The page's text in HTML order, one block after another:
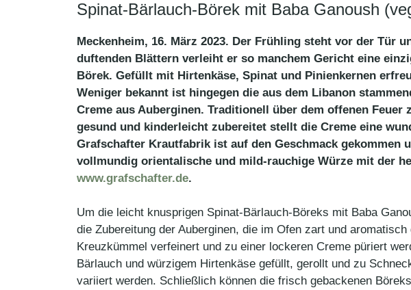
Spinat-Bärlauch-Börek mit Baba Ganoush
Meckenheim, 16. März 2023. Der Frühling steht vor der Tür
duftenden Blättern verleiht er so manchem Gericht eine
Börek. Gefüllt mit Hirtenkäse, Spinat und Pinienkernen
Weniger bekannt ist hingegen die aus dem Libanon
Creme aus Auberginen. Traditionell über dem offenen
gesund und kinderleicht zubereitet stellt die Creme eine
Grafschafter Krautfabrik ist auf den Geschmack gekommen
vollmundig orientalische und mild-rauchige Würze mit der
www.grafschafter.de.
Um die leicht knusprigen Spinat-Bärlauch-Böreks mit Baba
die Zubereitung der Auberginen, die im Ofen zart und
Kreuzkümmel verfeinert und zu einer lockeren Creme püriert
Bärlauch und würzigem Hirtenkäse gefüllt, gerollt und zu
variiert werden. Schließlich können die frisch gebackenen